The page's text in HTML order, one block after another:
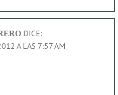
DICE:
A LAS 7:57 AM